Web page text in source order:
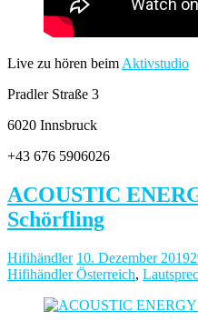
Live zu hören beim Aktivstudio
Pradler Straße 3
6020 Innsbruck
+43 676 5906026
ACOUSTIC
Schörfling
Hifihändler 10. Dezember 2019
Hifihändler Österreich,